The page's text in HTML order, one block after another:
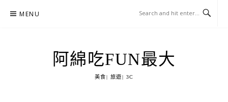
MENU
阿綿吃FUN最大
美食| 旅遊| 3C